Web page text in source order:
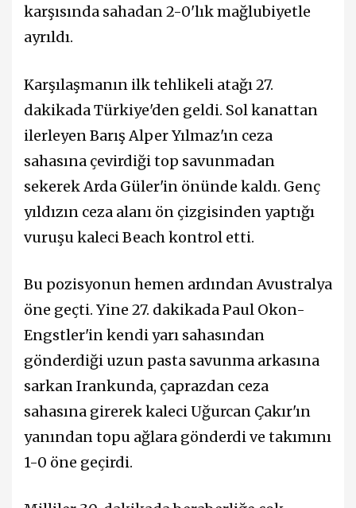
karşısında sahadan 2-0'lık mağlubiyetle
ayrıldı.
Karşılaşmanın ilk tehlikeli atağı 27.
dakikada Türkiye'den geldi. Sol kanattan
ilerleyen Barış Alper Yılmaz'ın ceza
sahasına çevirdiği top savunmadan
sekerek Arda Güler'in önünde kaldı. Genç
yıldızın ceza alanı ön çizgisinden yaptığı
vuruşu kaleci Beach kontrol etti.
Bu pozisyonun hemen ardından Avustralya
öne geçti. Yine 27. dakikada Paul Okon-
Engstler'in kendi yarı sahasından
gönderdiği uzun pasta savunma arkasına
sarkan Irankunda, çaprazdan ceza
sahasına girerek kaleci Uğurcan Çakır'ın
yanından topu ağlara gönderdi ve takımını
1-0 öne geçirdi.